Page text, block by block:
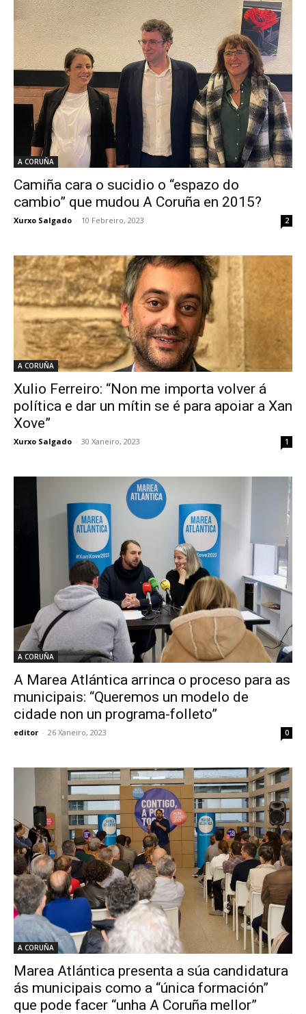
A CORUÑA
Camiña cara o sucidio o “espazo do
cambio” que mudou A Coruña en 2015?
Xurxo Salgado - 10 Febreiro, 2023 2
A CORUÑA
Xulio Ferreiro: “Non me importa volver á
política e dar un mítin se é para apoiar a Xan
Xove”
Xurxo Salgado - 30 Xaneiro, 2023 1
A CORUÑA
A Marea Atlántica arrinca o proceso para as
municipais: “Queremos un modelo de
cidade non un programa-folleto”
editor - 26 Xaneiro, 2023 0
A CORUÑA
Marea Atlántica presenta a súa candidatura
ás municipais como a “única formación”
que pode facer “unha A Coruña mellor”